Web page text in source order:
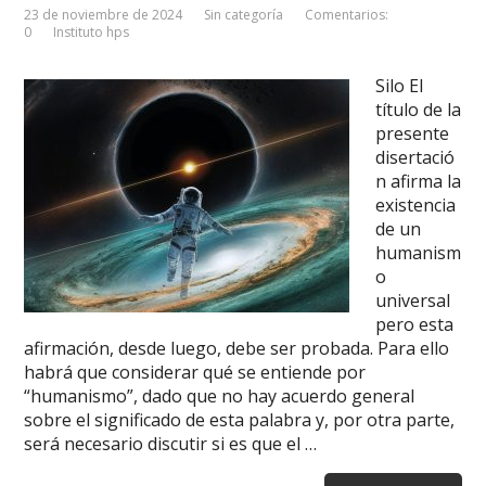
23 de noviembre de 2024 Sin categoría
Comentarios:
0
Instituto hps
Silo El
título de la
presente
disertació
n afirma la
existencia
de un
humanism
o
universal
pero esta
afirmación, desde luego, debe ser probada. Para ello
habrá que considerar qué se entiende por
“humanismo”, dado que no hay acuerdo general
sobre el significado de esta palabra y, por otra parte,
será necesario discutir si es que el …